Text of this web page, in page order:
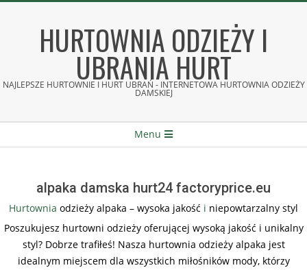
HURTOWNIA ODZIEŻY I
UBRANIA HURT
NAJLEPSZE HURTOWNIE I HURT UBRAŃ - INTERNETOWA HURTOWNIA ODZIEŻY
DAMSKIEJ
Menu
alpaka damska hurt24 factoryprice.eu
Hurtownia odzieży alpaka – wysoka jakość i niepowtarzalny styl
Poszukujesz hurtowni odzieży oferującej wysoką jakość i unikalny
styl? Dobrze trafiłeś! Nasza hurtownia odzieży alpaka jest
idealnym miejscem dla wszystkich miłośników mody, którzy